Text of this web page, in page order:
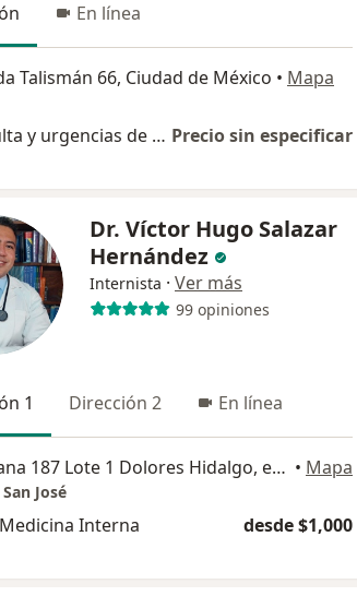
En línea
Talismán 66, Ciudad de México • Mapa
Consulta y urgencias de medicina interna Precio sin especificar
Dr. Víctor Hugo Salazar
Hernández
Internista · Ver más
99 opiniones
1 Dirección 2 En línea
Manzana 187 Lote 1 Dolores Hidalgo, esquina con, Huiloapan, San Felipe de Jesús, Ciudad de México • Mapa
José
Interna desde $1,000